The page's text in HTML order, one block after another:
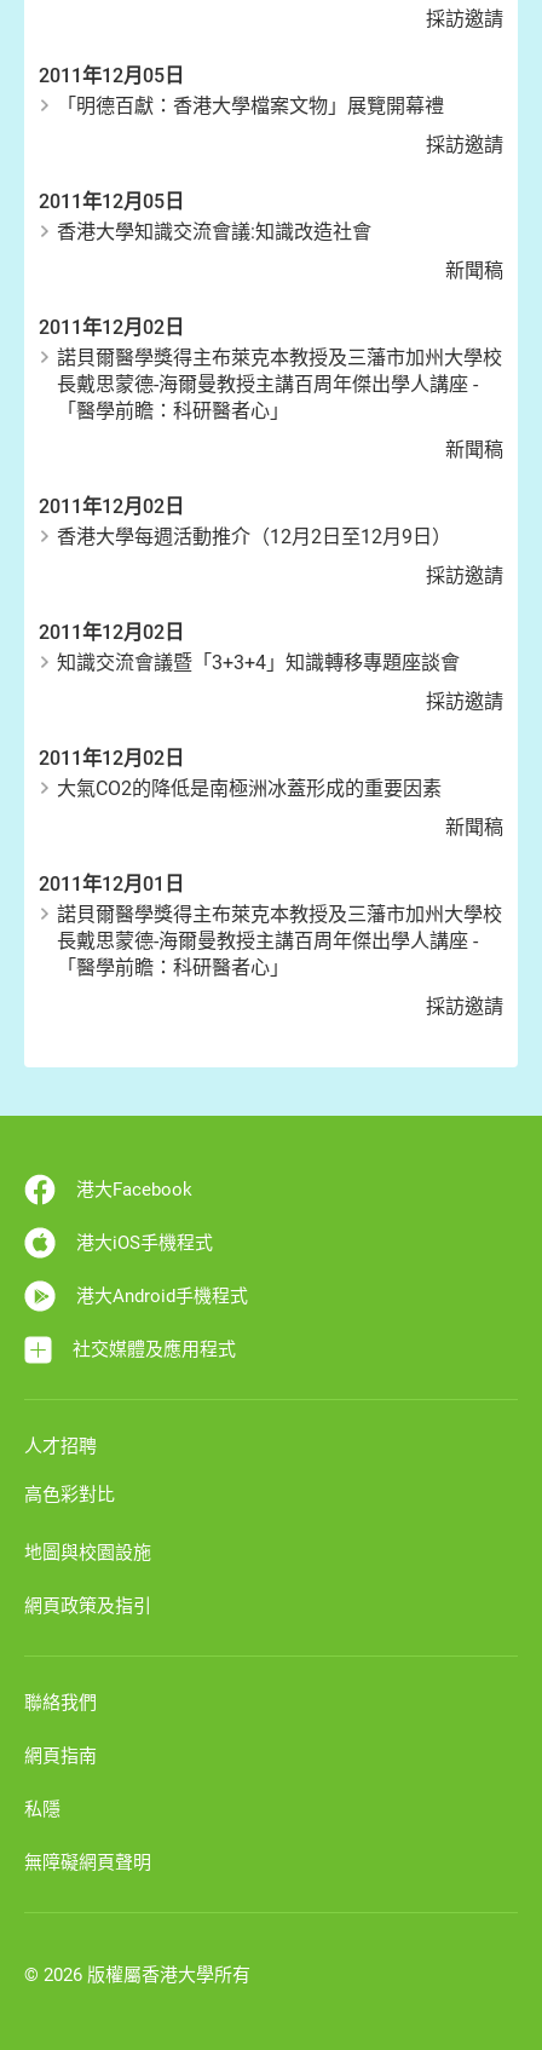
採訪邀請
2011年12月05日
「明德百獻：香港大學檔案文物」展覽開幕禮
採訪邀請
2011年12月05日
香港大學知識交流會議:知識改造社會
新聞稿
2011年12月02日
諾貝爾醫學獎得主布萊克本教授及三藩市加州大學校
長戴思蒙德-海爾曼教授主講百周年傑出學人講座 -
「醫學前瞻：科研醫者心」
新聞稿
2011年12月02日
香港大學每週活動推介（12月2日至12月9日）
採訪邀請
2011年12月02日
知識交流會議暨「3+3+4」知識轉移專題座談會
採訪邀請
2011年12月02日
大氣CO2的降低是南極洲冰蓋形成的重要因素
新聞稿
2011年12月01日
諾貝爾醫學獎得主布萊克本教授及三藩市加州大學校
長戴思蒙德-海爾曼教授主講百周年傑出學人講座 -
「醫學前瞻：科研醫者心」
採訪邀請
港大Facebook
港大iOS手機程式
港大Android手機程式
社交媒體及應用程式
人才招聘
高色彩對比
地圖與校園設施
網頁政策及指引
聯絡我們
網頁指南
私隱
無障礙網頁聲明
© 2026 版權屬香港大學所有